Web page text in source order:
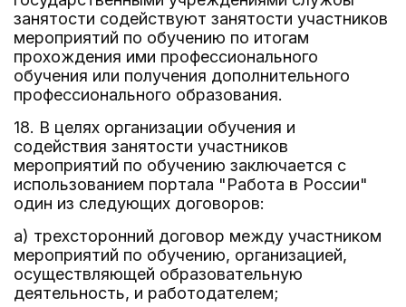
занятости содействуют занятости участников
мероприятий по обучению по итогам
прохождения ими профессионального
обучения или получения дополнительного
профессионального образования.
18. В целях организации обучения и
содействия занятости участников
мероприятий по обучению заключается с
использованием портала "Работа в России"
один из следующих договоров:
а) трехсторонний договор между участником
мероприятий по обучению, организацией,
осуществляющей образовательную
деятельность, и работодателем;